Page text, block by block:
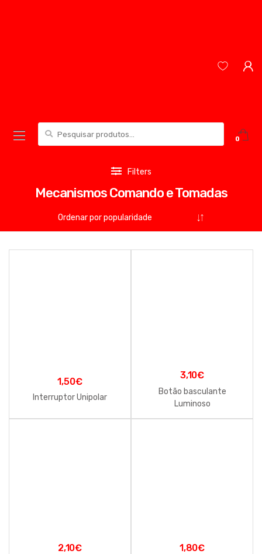
Pesquisar
0
Filters
Mecanismos Comando e Tomadas
1,50€
Interruptor Unipolar
3,10€
Botão basculante
Luminoso
2,10€ 1,80€